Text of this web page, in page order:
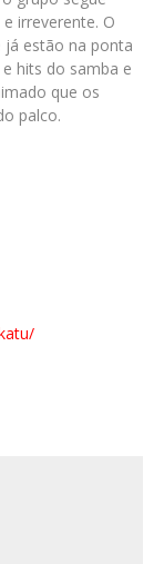
irreverente. O
já estão na ponta
hits do samba e
que os
palco.